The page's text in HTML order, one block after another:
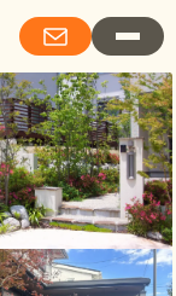
、庭物語のあ